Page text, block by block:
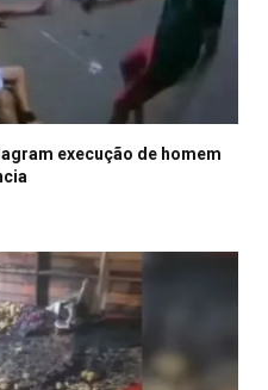
execução de homem